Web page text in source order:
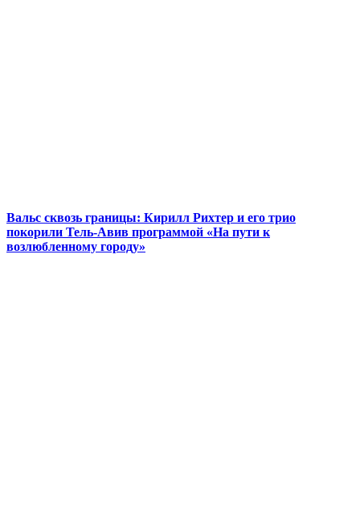
Вальс сквозь границы: Кирилл Рихтер и его трио
покорили Тель-Авив программой «На пути к
возлюбленному городу»